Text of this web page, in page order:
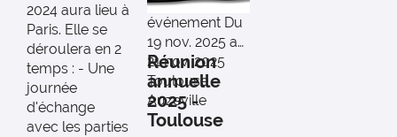
2024 aura lieu à
Paris. Elle se
déroulera en 2
temps : - Une
journée
d'échange
avec les parties
événement Du
19 nov. 2025 au
21 nov. 2025
Toulouse -
Auzeville
Réunion
annuelle
2025 -
Toulouse